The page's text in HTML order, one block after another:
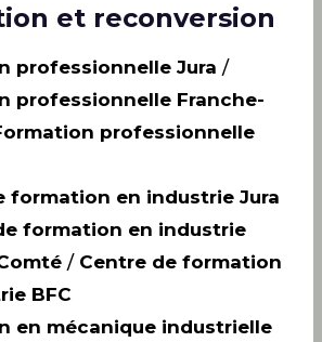
et reconversion
professionnelle Jura /
professionnelle Franche-
professionnelle
formation en industrie Jura
formation en industrie
/ Centre de formation
BFC
en mécanique industrielle